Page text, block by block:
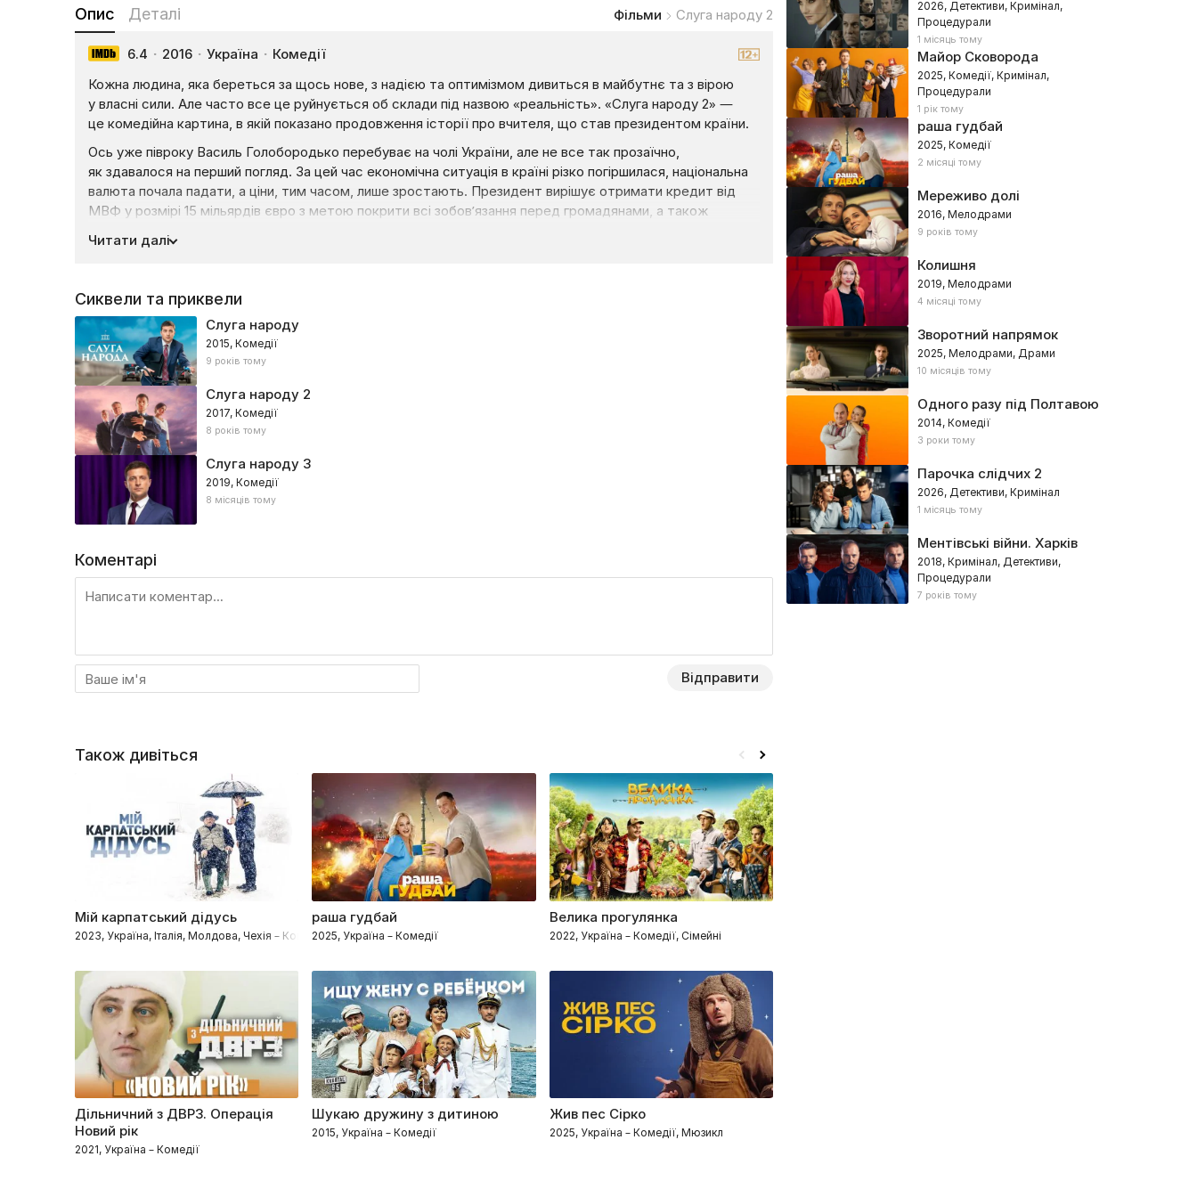
Опис Деталі Фільми Слуга народу 2
6.4 · 2016 · Україна · Комедії
Кожна людина, яка береться за щось нове, з надією та оптимізмом дивиться в майбутнє та з вірою
у власні сили. Але часто все це руйнується об склади під назвою «реальність». «Слуга народу 2» —
це комедійна картина, в якій показано продовження історії про вчителя, що став президентом країни.
Ось уже півроку Василь Голобородько перебуває на чолі України, але не все так прозаїчно,
як здавалося на перший погляд. За цей час економічна ситуація в країні різко погіршилася, національна
валюта почала падати, а ціни, тим часом, лише зростають. Президент вирішує отримати кредит від
МВФ у розмірі 15 мільярдів євро з метою покрити всі зобов’язання перед громадянами, а також
блокуються у Верховній раді коаліцією олігархів.
але на його шляху трапляються безліч перешкод, а також «тітушок».
Читати далі
Сиквели та приквели
Слуга народу
2015, Комедії
9 років тому
Слуга народу2
2017, Комедії
8 років тому
Слуга народу3
2019, Комедії
8 місяців тому
Коментарі
Відправити
2026, Детективи, Кримінал,
Процедурали
1 місяць тому
Майор Сковорода
2025, Комедії, Кримінал,
Процедурали
1 рік тому
раша гудбай
2025, Комедії
2 місяці тому
Мереживо долі
2016, Мелодрами
9 років тому
Колишня
2019, Мелодрами
4 місяці тому
Зворотний напрямок
2025, Мелодрами, Драми
10 місяців тому
Одного разу під Полтавою
2014, Комедії
3 роки тому
Парочка слідчих 2
2026, Детективи, Кримінал
1 місяць тому
Ментівські війни. Харків
2018, Кримінал, Детективи,
Процедурали
7 років тому
Також дивіться
Мій карпатський дідусь
2023, Україна, Італія, Молдова, Чехія – Комедії, Сімейні, Мелодрами
раша гудбай
2025, Україна – Комедії
Велика прогулянка
2022, Україна – Комедії, Сімейні
Дільничний з ДВРЗ. Операція
Новий рік
2021, Україна – Комедії
Шукаю дружину з дитиною
2015, Україна – Комедії
Жив пес Сірко
2025, Україна – Комедії, Мюзикл